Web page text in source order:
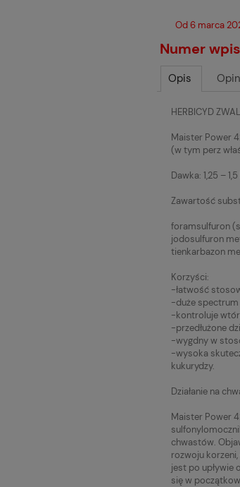
Od 6 marca
Numer
Opis
HERBICYD
Maister Power
(w tym perz
Dawka: 1,25 –
Zawartość
foramsulfuron
jodosulfuron
tienkarbazon
Korzyści:
-łatwość
-duże spectrum
-kontroluje
-przedłużone
-wygdny w
-wysoka
kukurydzy.
Działanie na
Maister Power
chwastów.
rozwoju
jest po upływie
się w